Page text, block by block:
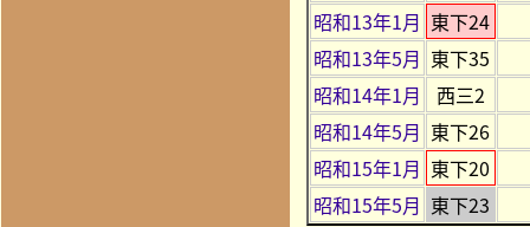
昭和13年1月 東下24
昭和13年5月 東下35
昭和14年1月
西三2
昭和14年5月 東下26
昭和15年1月 東下20
昭和15年5月 東下23